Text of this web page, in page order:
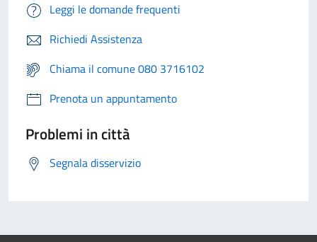
Leggi le domande frequenti
Richiedi Assistenza
Chiama il comune 080 3716102
Prenota un appuntamento
Problemi in città
Segnala disservizio